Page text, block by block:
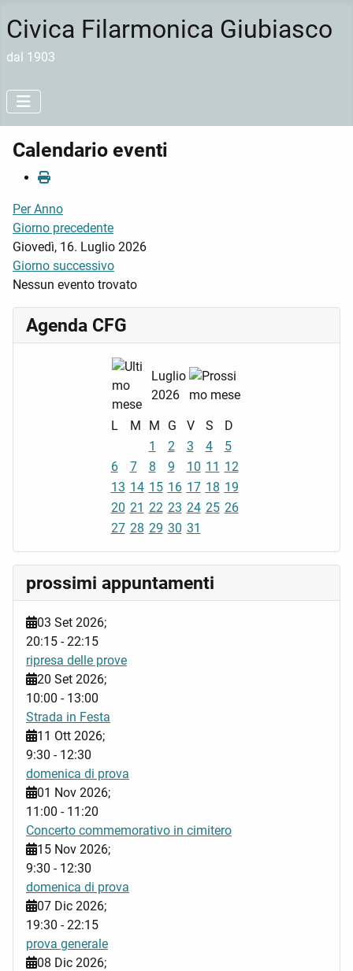
Civica Filarmonica Giubiasco
dal 1903
Calendario eventi
Per Anno
Giorno precedente
Giovedì, 16. Luglio 2026
Giorno successivo
Nessun evento trovato
Agenda CFG
Luglio
2026
L M M G V S
D
1
2 3 4
5
6
7 8 9 10 11 12
13 14 15 16 17 18 19
20 21 22 23 24 25 26
27 28 29 30 31
prossimi appuntamenti
03 Set 2026;
20:15 -22:15
ripresa delle prove
20 Set 2026;
10:00 - 13:00
Strada in Festa
11 Ott 2026;
9:30 - 12:30
domenica di prova
01 Nov 2026;
11:00 - 11:20
Concerto commemorativo in cimitero
15 Nov 2026;
9:30 - 12:30
domenica di prova
07 Dic 2026;
19:30 -22:15
prova generale
08 Dic 2026;